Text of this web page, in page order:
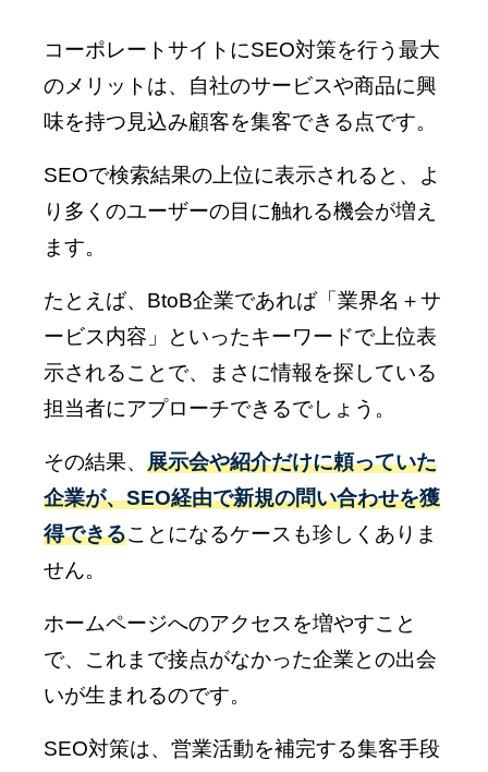
コーポレートサイトにSEO対策を行う最大
のメリットは、自社のサービスや商品に興
味を持つ見込み顧客を集客できる点です。
SEOで検索結果の上位に表示されると、よ
り多くのユーザーの目に触れる機会が増え
ます。
たとえば、BtoB企業であれば「業界名＋サ
ービス内容」といったキーワードで上位表
示されることで、まさに情報を探している
担当者にアプローチできるでしょう。
その結果、 展示会や紹介だけに頼っていた
企業が、SEO経由で新規の問い合わせを獲
得できることになるケースも珍しくありま
せん。
ホームページへのアクセスを増やすこと
で、これまで接点がなかった企業との出会
いが生まれるのです。
SEO対策は、営業活動を補完する集客手段